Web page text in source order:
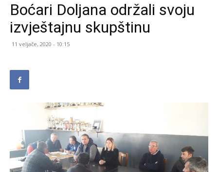
stranice
Boćari Doljana održali svoju
izvještajnu skupštinu
11 veljače, 2020 - 10:15